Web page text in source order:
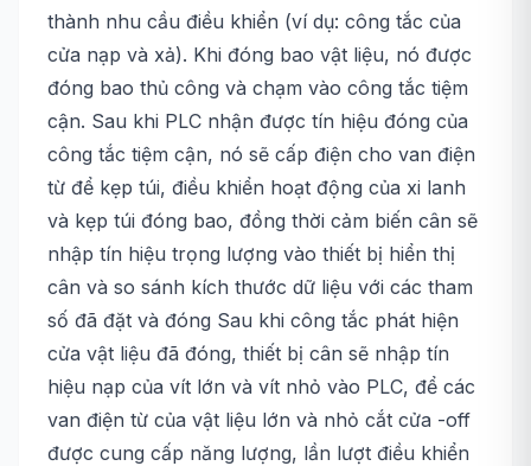
thành nhu cầu điều khiển (ví dụ: công tắc của
cửa nạp và xả). Khi đóng bao vật liệu, nó được
đóng bao thủ công và chạm vào công tắc tiệm
cận. Sau khi PLC nhận được tín hiệu đóng của
công tắc tiệm cận, nó sẽ cấp điện cho van điện
từ để kẹp túi, điều khiển hoạt động của xi lanh
và kẹp túi đóng bao, đồng thời cảm biến cân sẽ
nhập tín hiệu trọng lượng vào thiết bị hiển thị
cân và so sánh kích thước dữ liệu với các tham
số đã đặt và đóng Sau khi công tắc phát hiện
cửa vật liệu đã đóng, thiết bị cân sẽ nhập tín
hiệu nạp của vít lớn và vít nhỏ vào PLC, để các
van điện từ của vật liệu lớn và nhỏ cắt cửa -off
được cung cấp năng lượng, lần lượt điều khiển